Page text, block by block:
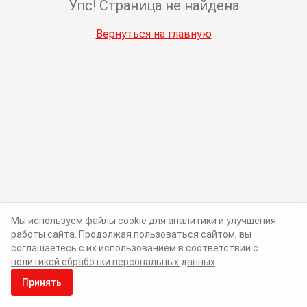
Упс! Страница не найдена
Вернуться на главную
Мы используем файлы cookie для аналитики и улучшения
работы сайта. Продолжая пользоваться сайтом, вы
соглашаетесь с их использованием в соответствии с
политикой обработки персональных данных
Принять